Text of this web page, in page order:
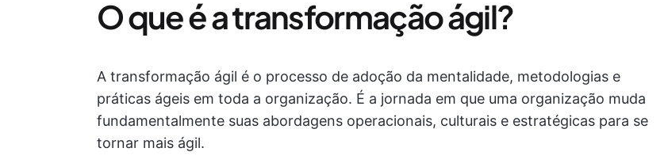
O que é a transformação ágil?
A transformação ágil é o processo de adoção da mentalidade, metodologias e
práticas ágeis em toda a organização. É a jornada em que uma organização muda
fundamentalmente suas abordagens operacionais, culturais e estratégicas para se
tornar mais ágil.